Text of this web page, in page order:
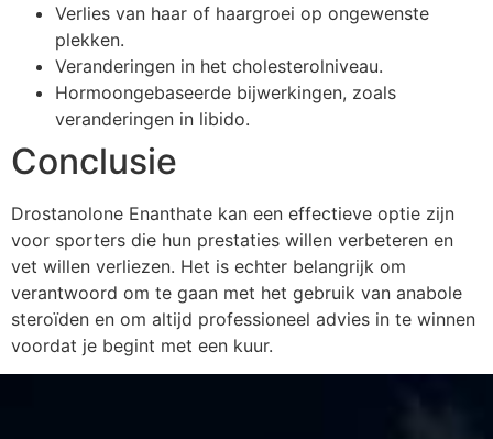
Verlies van haar of haargroei op ongewenste
plekken.
Veranderingen in het cholesterolniveau.
Hormoongebaseerde bijwerkingen, zoals
veranderingen in libido.
Conclusie
Drostanolone Enanthate kan een effectieve optie zijn
voor sporters die hun prestaties willen verbeteren en
vet willen verliezen. Het is echter belangrijk om
verantwoord om te gaan met het gebruik van anabole
steroïden en om altijd professioneel advies in te winnen
voordat je begint met een kuur.